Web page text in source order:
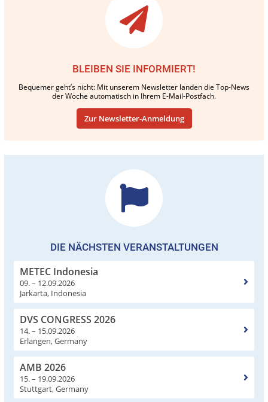
BLEIBEN SIE INFORMIERT!
Bequemer geht’s nicht: Mit unserem Newsletter landen die Top-News
der Woche automatisch in Ihrem E-Mail-Postfach.
Zur Newsletter-Anmeldung
DIE NÄCHSTEN VERANSTALTUNGEN
METEC Indonesia
09. – 12.09.2026
Jarkarta, Indonesia
DVS CONGRESS 2026
14. – 15.09.2026
Erlangen, Germany
AMB 2026
15. – 19.09.2026
Stuttgart, Germany